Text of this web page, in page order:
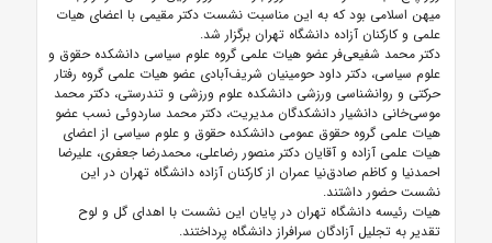
میهن اسلامی بود که به این مناسبت نشست دکتر مقیمی با اعضای هیات
علمی و کارکنان آزاده دانشگاه تهران برگزار شد.
دکتر محمد شفیعی‌فر عضو هیات علمی گروه علوم سیاسی دانشکده حقوق و
علوم سیاسی، دکتر داود حومینیان شریف‌آبادی عضو هیات علمی گروه رفتار
حرکتی و روانشناسی ورزشی دانشکده علوم ورزشی و تندرستی، دکتر محمد
موسی‌خانی دانشیار دانشکدگان مدیریت، دکتر محمد ساردوئی نسب عضو
هیات علمی گروه حقوق عمومی دانشکده حقوق و علوم سیاسی از اعضای
هیات علمی آزاده و آقایان دکتر منصور رضاعلی، محمدرضا جعفری، علیرضا
احمدنیا و کاظم صادق‌نیا عمران از کارکنان آزاده دانشگاه تهران در این
نشست حضور داشتند.
هیات رئیسه دانشگاه تهران در پایان این نشست با اهدای گل و لوح
تقدیر به تجلیل آزادگان سرافراز دانشگاه پرداختند.